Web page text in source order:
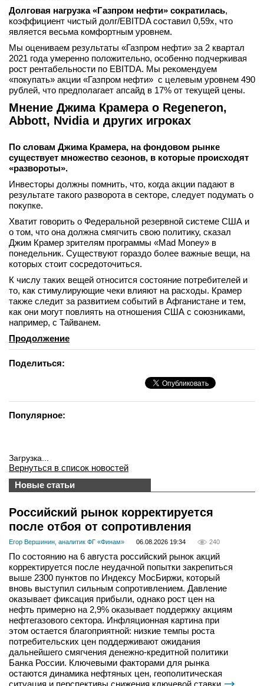
Долговая нагрузка «Газпром нефти» сократилась,
коэффициент чистый долг/EBITDA составил 0,59х, что
является весьма комфортным уровнем.
Мы оцениваем результаты «Газпром нефти» за 2 квартал
2021 года умеренно положительно, особенно подчеркивая
рост рентабельности по EBITDA. Мы рекомендуем
«покупать» акции «Газпром нефти» с целевым уровнем 490
рублей, что предполагает апсайд в 17% от текущей цены.
Мнение Джима Крамера о Regeneron,
Abbott, Nvidia и других игроках
По словам Джима Крамера, на фондовом рынке
существует множество сезонов, в которые происходят
«развороты».
Инвесторы должны помнить, что, когда акции падают в
результате такого разворота в секторе, следует подумать о
покупке.
Хватит говорить о Федеральной резервной системе США и
о том, что она должна смягчить свою политику, сказал
Джим Крамер зрителям программы «Mad Money» в
понедельник. Существуют гораздо более важные вещи, на
которых стоит сосредоточиться.
К числу таких вещей относится состояние потребителей и
то, как стимулирующие чеки влияют на расходы. Крамер
также следит за развитием событий в Афганистане и тем,
как они могут повлиять на отношения США с союзниками,
например, с Тайванем.
Продолжение
Поделиться:
Популярное:
Загрузка...
Вернуться в список новостей
Новые статьи
Российский рынок корректируется
после отбоя от сопротивления
Егор Вершинин, аналитик ФГ «Финам» 06.08.2026 19:34 240
По состоянию на 6 августа российский рынок акций
корректируется после неудачной попытки закрепиться
выше 2300 пунктов по Индексу МосБиржи, который
вновь выступил сильным сопротивлением. Давление
оказывает фиксация прибыли, однако рост цен на
нефть примерно на 2,9% оказывает поддержку акциям
нефтегазового сектора. Инфляционная картина при
этом остается благоприятной: низкие темпы роста
потребительских цен поддерживают ожидания
дальнейшего смягчения денежно-кредитной политики
Банка России. Ключевыми факторами для рынка
остаются динамика нефтяных цен, геополитическая
ситуация и перспективы снижения ключевой ставки.